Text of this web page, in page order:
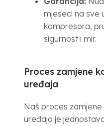
mjeseci na sve
kompresora,
sigurnost i mir.
Proces zamjene
uređaja
Naš proces
uređaja je